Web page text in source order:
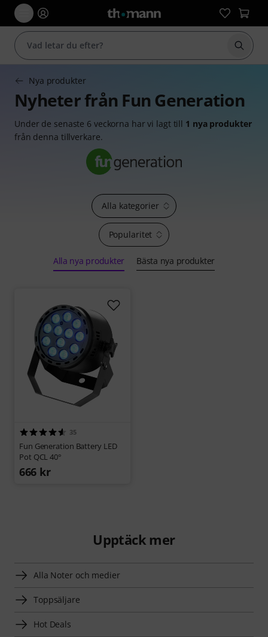
Börja
Nya produkter
Nyheter från Fun Generation
Under de senaste 6 veckorna har vi lagt till 1 nya produkter
från denna tillverkare.
Popularitet
Alla kategorier
Alla nya produkter Bästa nya produkter
35
Fun Generation Battery LED
Pot QCL 40°
666 kr
Upptäck mer
Alla Noter och medier
Toppsäljare
Hot Deals